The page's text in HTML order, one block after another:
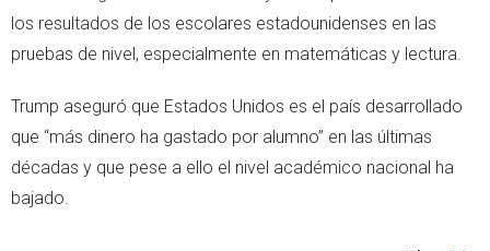
los resultados de los escolares estadounidenses en las
pruebas de nivel, especialmente en matemáticas y lectura.
Trump aseguró que Estados Unidos es el país desarrollado
que “más dinero ha gastado por alumno” en las últimas
décadas y que pese a ello el nivel académico nacional ha
bajado.